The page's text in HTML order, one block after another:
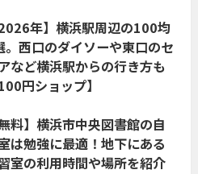
2026年】横浜駅周辺の100均
。西口のダイソーや東口のセ
など横浜駅からの行き方も
100円ショップ】
無料】横浜市中央図書館の自
は勉強に最適！地下にある
室の利用時間や場所を紹介